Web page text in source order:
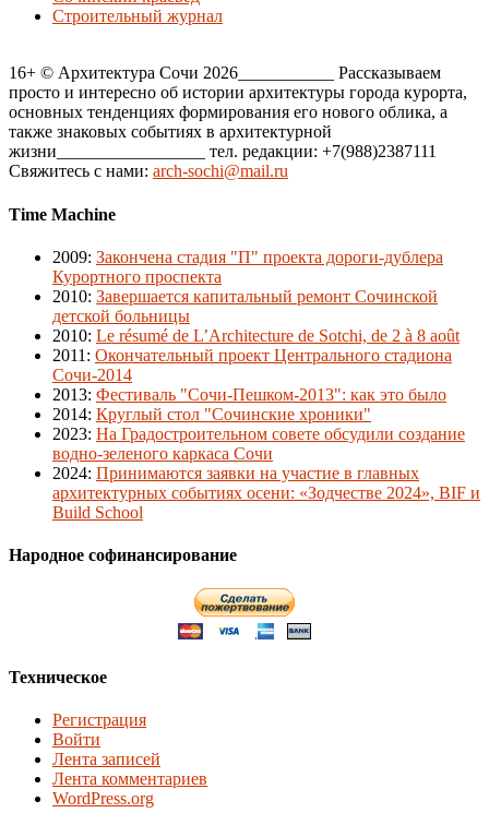
Строительный журнал
16+ © Архитектура Сочи 2026___________ Рассказываем
просто и интересно об истории архитектуры города курорта,
основных тенденциях формирования его нового облика, а
также знаковых событиях в архитектурной
жизни_________________ тел. редакции: +7(988)2387111
Свяжитесь с нами: arch-sochi@mail.ru
Time Machine
2009: Закончена стадия "П" проекта дороги-дублера
Курортного проспекта
2010: Завершается капитальный ремонт Сочинской
детской больницы
2010: Le résumé de L’Architecture de Sotchi, de 2 à 8 août
2011 : Окончательный проект Центрального стадиона
Сочи-2014
2013: Фестиваль "Сочи-Пешком-2013": как это было
2014: Круглый стол "Сочинские хроники"
2023: На Градостроительном совете обсудили создание
водно-зеленого каркаса Сочи
2024: Принимаются заявки на участие в главных
архитектурных событиях осени: «Зодчестве 2024», BIF и
Build School
Народное софинансирование
Техническое
Регистрация
Войти
Лента записей
Лента комментариев
WordPress.org